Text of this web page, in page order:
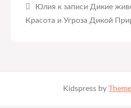
Юлия к записи Дикие
Красота и Угроза Дикой
Kidspress by